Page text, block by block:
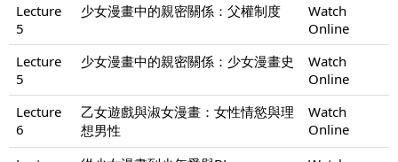
Lecture
5
少女漫畫中的親密關係：父權制度
Watch
Online
Lecture
5
少女漫畫中的親密關係：少女漫畫史
Watch
Online
Lecture
6
乙女遊戲與淑女漫畫：女性情慾與理
想男性
Watch
Online